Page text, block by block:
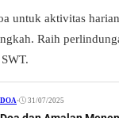
untuk aktivitas
Raih
DOA• 31/07/2025